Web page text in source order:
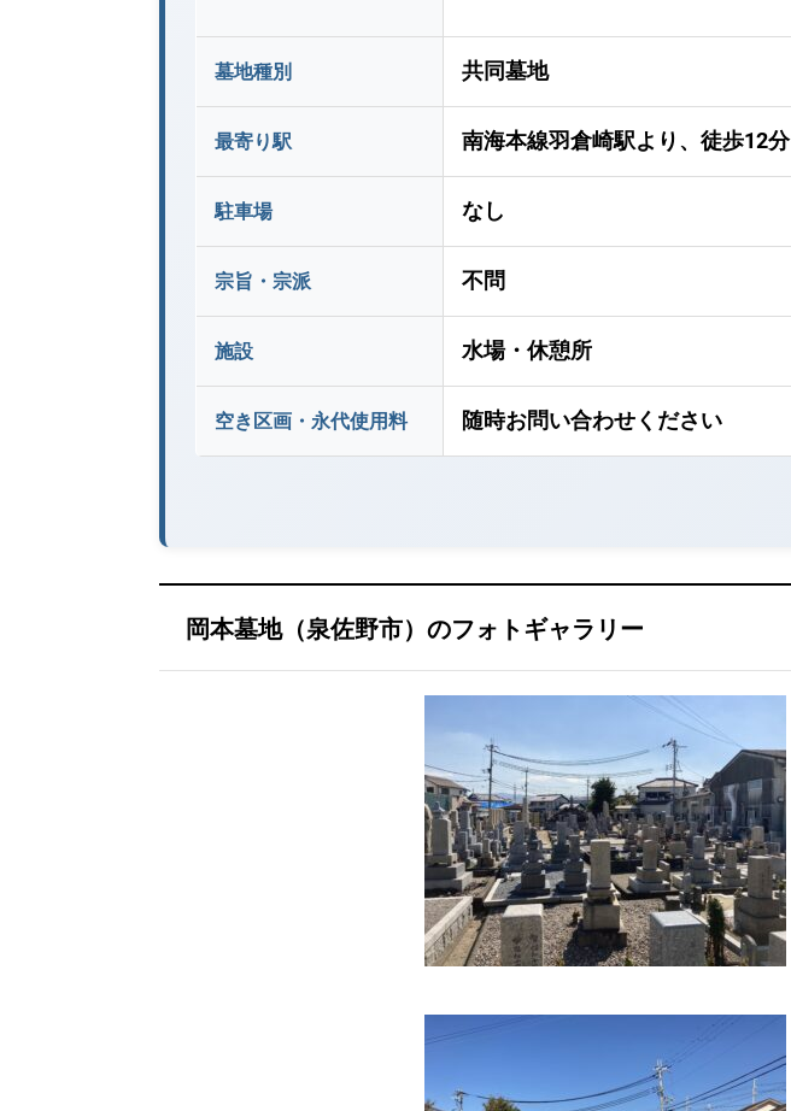
墓地種別 共同墓地
最寄り駅 南海本線羽倉崎駅より、徒歩12分
駐車場 なし
宗旨・宗派 不問
施設 水場・休憩所
空き区画・永代使用料 随時お問い合わせください
岡本墓地（泉佐野市）のフォトギャラリー